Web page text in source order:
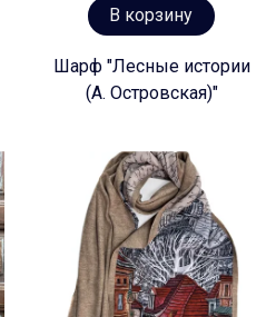
В корзину
Шарф "Лесные истории
(А. Островская)"